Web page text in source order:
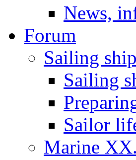
News,
Forum
Sailing
Sailing
Sailor
Marine